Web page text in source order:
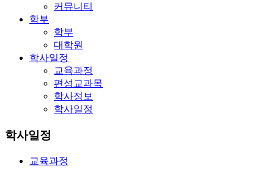
커뮤니티
학부
학부
대학원
학사일정
교육과정
편성교과목
학사정보
학사일정
학사일정
교육과정